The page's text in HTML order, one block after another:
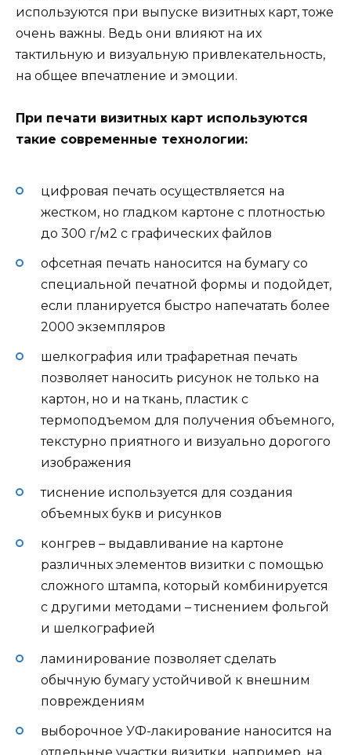
используются при выпуске визитных карт, тоже
очень важны. Ведь они влияют на их
тактильную и визуальную привлекательность,
на общее впечатление и эмоции.
При печати визитных карт используются
такие современные технологии:
цифровая печать осуществляется на
жестком, но гладком картоне с плотностью
до 300 г/м2 с графических файлов
офсетная печать наносится на бумагу со
специальной печатной формы и подойдет,
если планируется быстро напечатать более
2000 экземпляров
шелкография или трафаретная печать
позволяет наносить рисунок не только на
картон, но и на ткань, пластик с
термоподъемом для получения объемного,
текстурно приятного и визуально дорогого
изображения
тиснение используется для создания
объемных букв и рисунков
конгрев – выдавливание на картоне
различных элементов визитки с помощью
сложного штампа, который комбинируется
с другими методами – тиснением фольгой
и шелкографией
ламинирование позволяет сделать
обычную бумагу устойчивой к внешним
повреждениям
выборочное УФ-лакирование наносится на